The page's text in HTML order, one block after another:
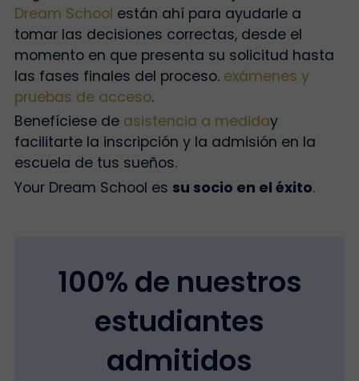
Dream School están ahí para ayudarle a
tomar las decisiones correctas, desde el
momento en que presenta su solicitud hasta
las fases finales del proceso. exámenes y
pruebas de acceso.
Benefíciese de asistencia a mediday
facilitarte la inscripción y la admisión en la
escuela de tus sueños.
Your Dream School es su socio en el éxito.
100% de nuestros
estudiantes
admitidos